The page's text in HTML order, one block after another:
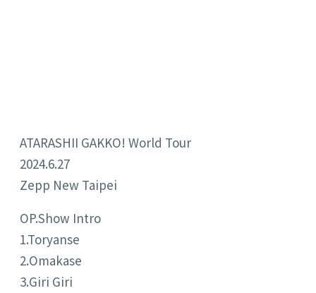
ATARASHII GAKKO! World Tour
2024.6.27
Zepp New Taipei
OP.Show Intro
1.Toryanse
2.Omakase
3.Giri Giri